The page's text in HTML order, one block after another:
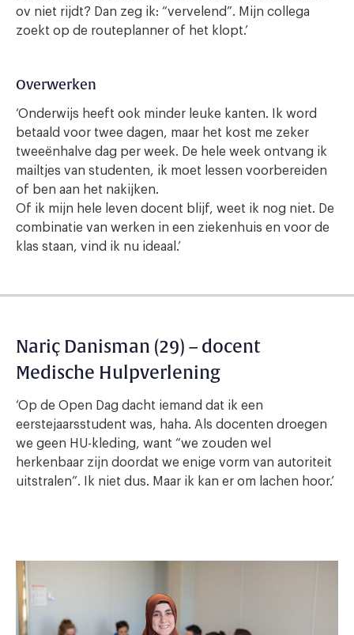
ov niet rijdt? Dan zeg ik: “vervelend”. Mijn collega
zoekt op de routeplanner of het klopt.’
Overwerken
‘Onderwijs heeft ook minder leuke kanten. Ik word
betaald voor twee dagen, maar het kost me zeker
tweeënhalve dag per week. De hele week ontvang ik
mailtjes van studenten, ik moet lessen voorbereiden
of ben aan het nakijken.
Of ik mijn hele leven docent blijf, weet ik nog niet. De
combinatie van werken in een ziekenhuis en voor de
klas staan, vind ik nu ideaal.’
Nariç Danisman (29) – docent
Medische Hulpverlening
‘Op de Open Dag dacht iemand dat ik een
eerstejaarsstudent was, haha. Als docenten droegen
we geen HU-kleding, want “we zouden wel
herkenbaar zijn doordat we enige vorm van autoriteit
uitstralen”. Ik niet dus. Maar ik kan er om lachen hoor.’